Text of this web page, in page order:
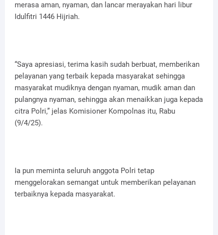
merasa aman, nyaman, dan lancar merayakan hari libur
Idulfitri 1446 Hijriah.
“Saya apresiasi, terima kasih sudah berbuat, memberikan
pelayanan yang terbaik kepada masyarakat sehingga
masyarakat mudiknya dengan nyaman, mudik aman dan
pulangnya nyaman, sehingga akan menaikkan juga kepada
citra Polri,” jelas Komisioner Kompolnas itu, Rabu
(9/4/25).
Ia pun meminta seluruh anggota Polri tetap
menggelorakan semangat untuk memberikan pelayanan
terbaiknya kepada masyarakat.